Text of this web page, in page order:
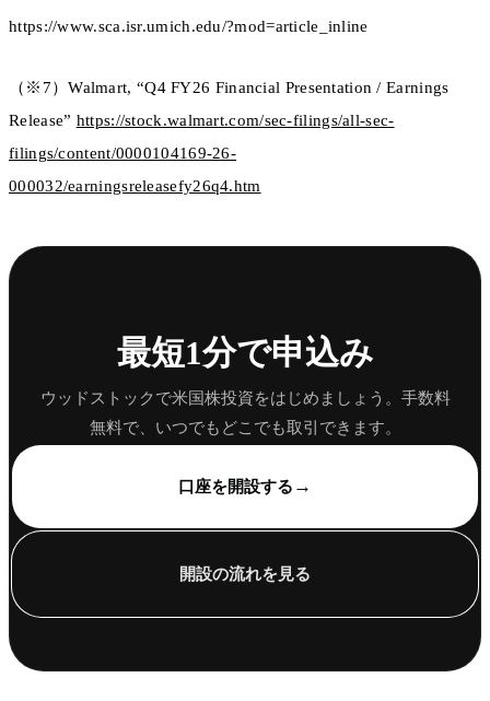
https://www.sca.isr.umich.edu/?mod=article_inline
（※7）Walmart, “Q4 FY26 Financial Presentation / Earnings
Release” https://stock.walmart.com/sec-filings/all-sec-
filings/content/0000104169-26-
000032/earningsreleasefy26q4.htm
最短1分で申込み
ウッドストックで米国株投資をはじめましょう。手数料
無料で、いつでもどこでも取引できます。
口座を開設する →
開設の流れを見る